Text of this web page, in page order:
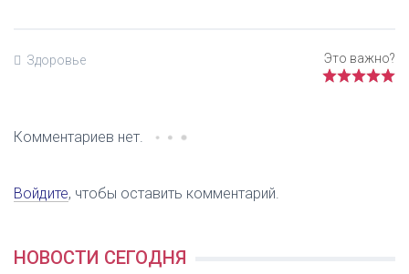
Здоровье
Комментариев нет.
Войдите, чтобы оставить комментарий.
НОВОСТИ СЕГОДНЯ